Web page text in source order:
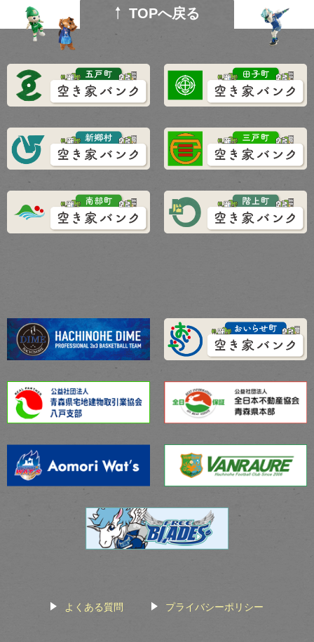
TOPへ戻る
よくある質問 プライバシーポリシー